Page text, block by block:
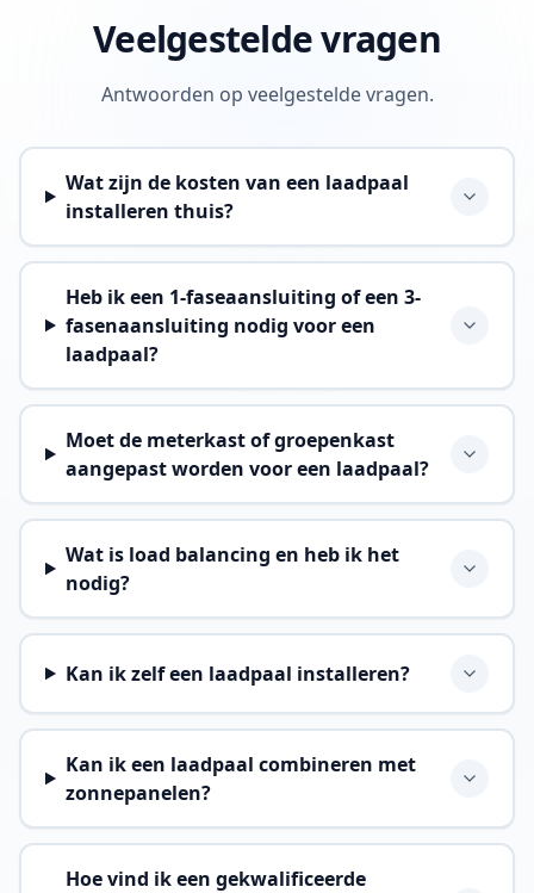
Veelgestelde vragen
Antwoorden op veelgestelde vragen.
Wat zijn de kosten van een laadpaal
installeren thuis?
Heb ik een 1-faseaansluiting of een 3-
fasenaansluiting nodig voor een
laadpaal?
Moet de meterkast of groepenkast
aangepast worden voor een laadpaal?
Wat is load balancing en heb ik het
nodig?
Kan ik zelf een laadpaal installeren?
Kan ik een laadpaal combineren met
zonnepanelen?
Hoe vind ik een gekwalificeerde